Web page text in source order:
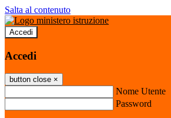
Salta al contenuto
Accedi
Accedi
button close ×
Nome Utente
Password